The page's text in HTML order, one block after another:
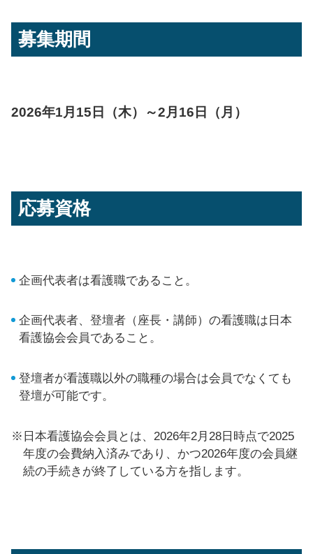
募集期間
2026年1月15日（木）～2月16日（月）
応募資格
企画代表者は看護職であること。
企画代表者、登壇者（座長・講師）の看護職は日本
看護協会会員であること。
登壇者が看護職以外の職種の場合は会員でなくても
登壇が可能です。
※日本看護協会会員とは、2026年2月28日時点で2025
年度の会費納入済みであり、かつ2026年度の会員継
続の手続きが終了している方を指します。